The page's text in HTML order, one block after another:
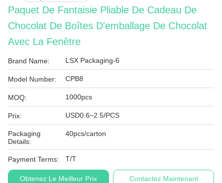
Paquet De Fantaisie Pliable De Cadeau De
Chocolat De Boîtes D'emballage De Chocolat
Avec La Fenêtre
Brand Name: LSX Packaging-6
Model Number: CPB8
MOQ: 1000pcs
Prix: USD0.6~2.5/PCS
Packaging
Details:
40pcs/carton
Payment Terms: T/T
Obtenez Le Meilleur Prix Contactez Maintenant